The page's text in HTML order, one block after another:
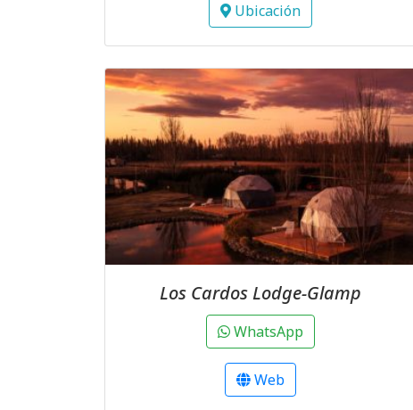
Ubicación
Los Cardos Lodge-Glamp
WhatsApp
Web